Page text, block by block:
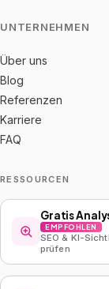
UNTERNEHMEN
Über uns
Blog
Referenzen
Karriere
FAQ
RESSOURCEN
Gratis
EMPFOHLEN
SEO & KI-
prüfen